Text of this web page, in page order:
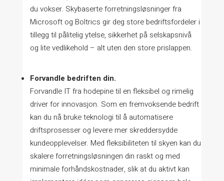
du vokser. Skybaserte forretningsløsninger fra
Microsoft og Boltrics gir deg store bedriftsfordeler i
tillegg til pålitelig ytelse, sikkerhet på selskapsnivå
og lite vedlikehold – alt uten den store prislappen.
Forvandle bedriften din.
Forvandle IT fra hodepine til en fleksibel og rimelig
driver for innovasjon. Som en fremvoksende bedrift
kan du nå bruke teknologi til å automatisere
driftsprosesser og levere mer skreddersydde
kundeopplevelser. Med fleksibiliteten til skyen kan du
skalere forretningsløsningen din raskt og med
minimale forhåndskostnader, slik at du aktivt kan